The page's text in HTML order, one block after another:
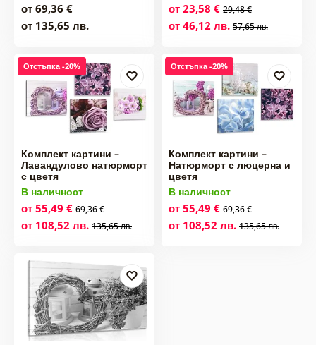
от 69,36 €
от 135,65 лв.
от 23,58 € 29,48 €
от 46,12 лв. 57,65 лв.
Отстъпка -20%
Комплект картини –
Лавандулово натюрморт
с цветя
В наличност
от 55,49 € 69,36 €
от 108,52 лв. 135,65 лв.
Отстъпка -20%
Комплект картини –
Натюрморт с люцерна и
цветя
В наличност
от 55,49 € 69,36 €
от 108,52 лв. 135,65 лв.